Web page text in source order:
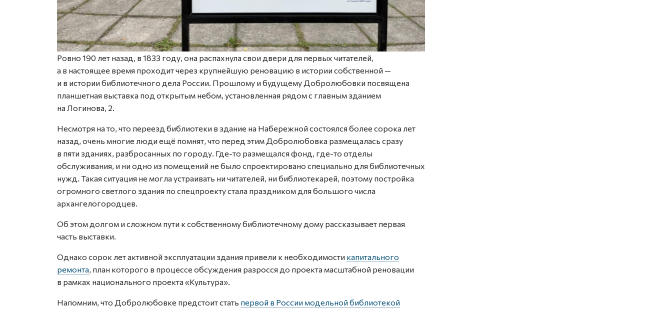
Ровно 190 лет назад, в 1833 году, она распахнула свои двери для первых читателей,
а в настоящее время проходит через крупнейшую реновацию в истории собственной —
и в истории библиотечного дела России. Прошлому и будущему Добролюбовки посвящена
планшетная выставка под открытым небом, установленная рядом с главным зданием
на Логинова, 2.
Несмотря на то, что переезд библиотеки в здание на Набережной состоялся более сорока лет
назад, очень многие люди ещё помнят, что перед этим Добролюбовка размещалась сразу
в пяти зданиях, разбросанных по городу. Где-то размещался фонд, где-то отделы
обслуживания, и ни одно из помещений не было спроектировано специально для библиотечных
нужд. Такая ситуация не могла устраивать ни читателей, ни библиотекарей, поэтому постройка
огромного светлого здания по спецпроекту стала праздником для большого числа
архангелогородцев.
Об этом долгом и сложном пути к собственному библиотечному дому рассказывает первая
часть выставки.
Однако сорок лет активной эксплуатации здания привели к необходимости капитального
ремонта, план которого в процессе обсуждения разросся до проекта масштабной реновации
в рамках национального проекта «Культура».
Напомним, что Добролюбовке предстоит стать первой в России модельной библиотекой